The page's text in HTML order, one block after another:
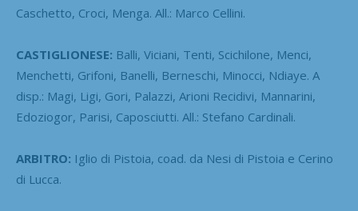
Caschetto, Croci, Menga. All.: Marco Cellini.
CASTIGLIONESE: Balli, Viciani, Tenti, Scichilone, Menci,
Menchetti, Grifoni, Banelli, Berneschi, Minocci, Ndiaye. A
disp.: Magi, Ligi, Gori, Palazzi, Arioni Recidivi, Mannarini,
Edoziogor, Parisi, Caposciutti. All.: Stefano Cardinali.
ARBITRO: Iglio di Pistoia, coad. da Nesi di Pistoia e Cerino
di Lucca.